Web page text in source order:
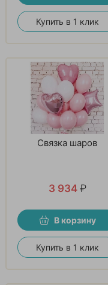
Купить в 1 клик
Связка шаров
3 934 ₽
В корзину
Купить в 1 клик